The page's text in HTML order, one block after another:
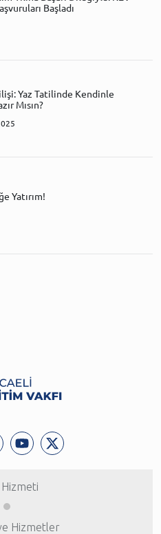
Başladı
Yaz Tatilinde Kendinle
Mısın?
Yatırım!
Hizmetler